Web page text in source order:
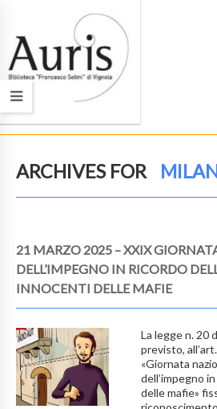
ARCHIVES FOR
21 MARZO 2025 – XXIX
DELL’IMPEGNO IN RICORDO
INNOCENTI DELLE MAFIE
La legge n. 20
previsto,
«Giornata
dell’impegno
delle mafie»